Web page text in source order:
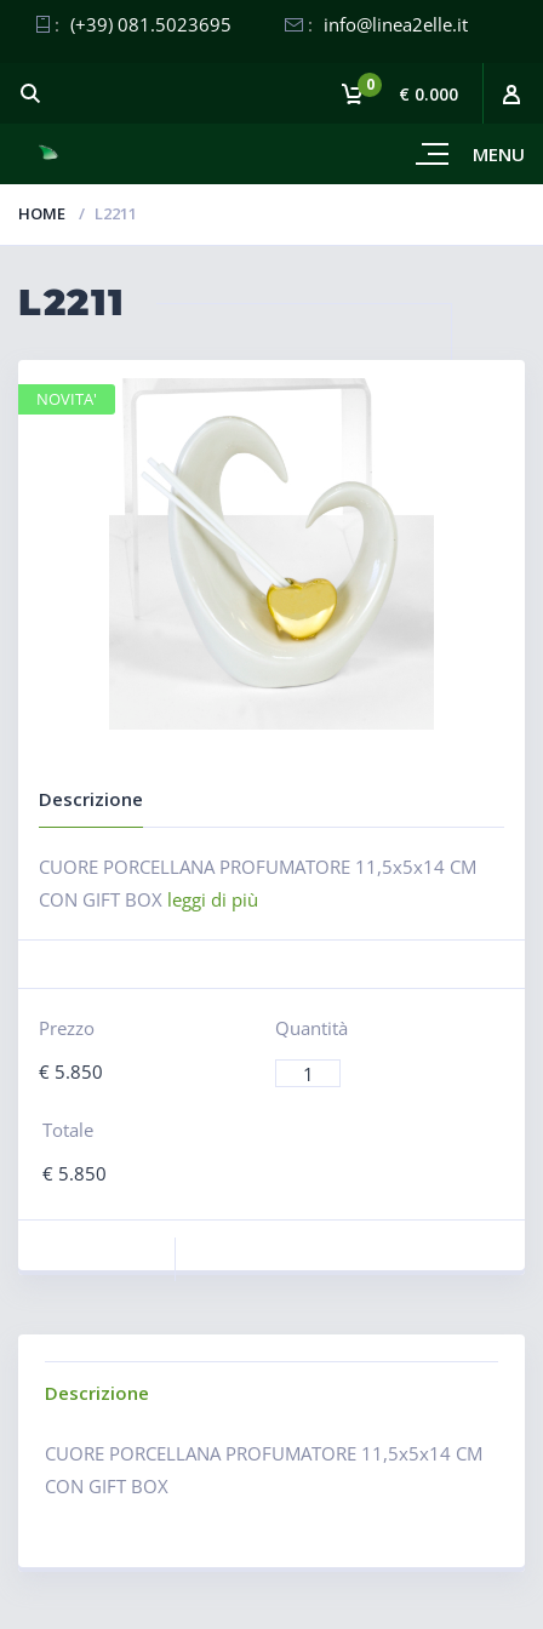
: (+39) 081.5023695 : info@linea2elle.it
MENU
0 € 0.000
HOME L2211
L2211
Descrizione
CUORE PORCELLANA PROFUMATORE 11,5x5x14 CM
CON GIFT BOX leggi di più
Prezzo
€5.850
Quantità
Totale
€5.850
NOVITA'
Descrizione
CUORE PORCELLANA PROFUMATORE 11,5x5x14 CM
CON GIFT BOX